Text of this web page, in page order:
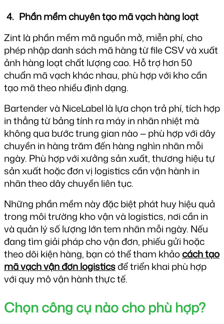
Phần mềm chuyên tạo mã vạch hàng loạt
Zint là phần mềm mã nguồn mở, miễn phí, cho
phép nhập danh sách mã hàng từ file CSV và xuất
ảnh hàng loạt chất lượng cao. Hỗ trợ hơn 50
chuẩn mã vạch khác nhau, phù hợp với kho cần
tạo mã theo nhiều định dạng.
Bartender và NiceLabel là lựa chọn trả phí, tích hợp
in thẳng từ bảng tính ra máy in nhãn nhiệt mà
không qua bước trung gian nào — phù hợp với dây
chuyền in hàng trăm đến hàng nghìn nhãn mỗi
ngày. Phù hợp với xưởng sản xuất, thương hiệu tự
sản xuất hoặc đơn vị logistics cần vận hành in
nhãn theo dây chuyền liên tục.
Những phần mềm này đặc biệt phát huy hiệu quả
trong môi trường kho vận và logistics, nơi cần in
và quản lý số lượng lớn tem nhãn mỗi ngày. Nếu
đang tìm giải pháp cho vận đơn, phiếu gửi hoặc
theo dõi kiện hàng, bạn có thể tham khảocách tạo
mã vạch vận đơn logisticsđể triển khai phù hợp
với quy mô vận hành thực tế.
Chọn công cụ nào cho phù hợp?